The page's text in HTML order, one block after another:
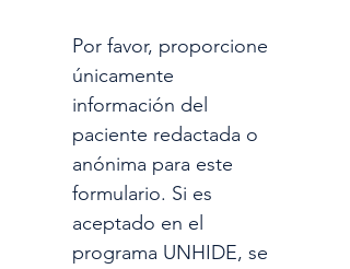
Por favor, proporcione
únicamente
información del
paciente redactada o
anónima para este
formulario. Si es
aceptado en el
programa UNHIDE, se